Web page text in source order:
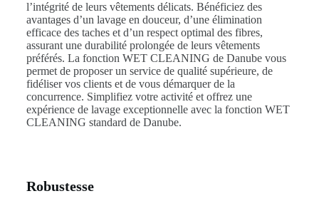
l’intégrité de leurs vêtements délicats. Bénéficiez des
avantages d’un lavage en douceur, d’une élimination
efficace des taches et d’un respect optimal des fibres,
assurant une durabilité prolongée de leurs vêtements
préférés. La fonction WET CLEANING de Danube vous
permet de proposer un service de qualité supérieure, de
fidéliser vos clients et de vous démarquer de la
concurrence. Simplifiez votre activité et offrez une
expérience de lavage exceptionnelle avec la fonction WET
CLEANING standard de Danube.
Robustesse